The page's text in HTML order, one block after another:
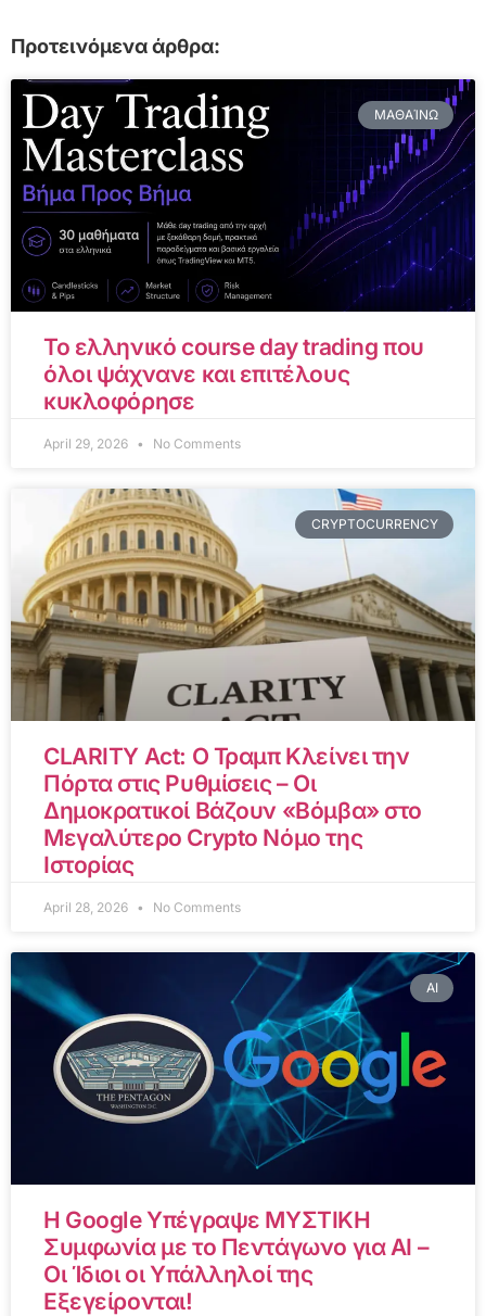
Προτεινόμενα άρθρα:
ΜΑΘΑΊΝΩ
Το ελληνικό course day trading που
όλοι ψάχνανε και επιτέλους
κυκλοφόρησε
April 29, 2026 No Comments
CRYPTOCURRENCY
CLARITY Act: Ο Τραμπ Κλείνει την
Πόρτα στις Ρυθμίσεις – Οι
Δημοκρατικοί Βάζουν «Βόμβα» στο
Μεγαλύτερο Crypto Νόμο της
Ιστορίας
April 28, 2026 No Comments
AI
Η Google Υπέγραψε ΜΥΣΤΙΚΗ
Συμφωνία με το Πεντάγωνο για AI –
Οι Ίδιοι οι Υπάλληλοί της
Εξεγείρονται!